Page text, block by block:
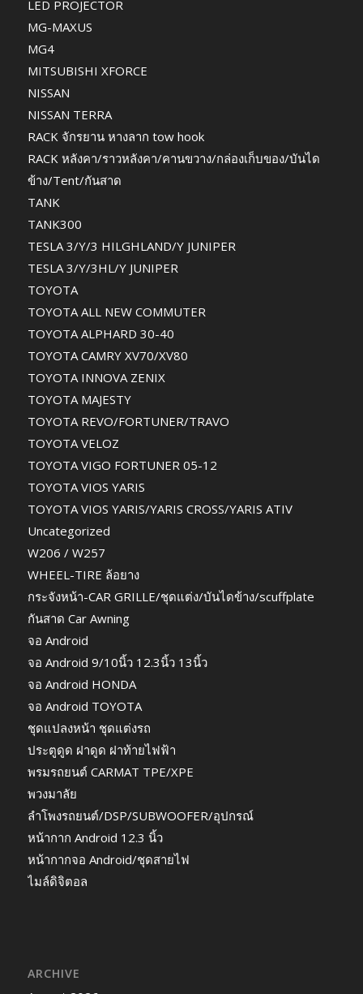
LED PROJECTOR
MG-MAXUS
MG4
MITSUBISHI XFORCE
NISSAN
NISSAN TERRA
RACK จักรยาน หางลาก tow hook
RACK หลังคา/ราวหลังคา/คานขวาง/กล่องเก็บของ/บันได
ข้าง/Tent/กันสาด
TANK
TANK300
TESLA 3/Y/3 HILGHLAND/Y JUNIPER
TESLA 3/Y/3HL/Y JUNIPER
TOYOTA
TOYOTA ALL NEW COMMUTER
TOYOTA ALPHARD 30-40
TOYOTA CAMRY XV70/XV80
TOYOTA INNOVA ZENIX
TOYOTA MAJESTY
TOYOTA REVO/FORTUNER/TRAVO
TOYOTA VELOZ
TOYOTA VIGO FORTUNER 05-12
TOYOTA VIOS YARIS
TOYOTA VIOS YARIS/YARIS CROSS/YARIS ATIV
Uncategorized
W206 / W257
WHEEL-TIRE ล้อยาง
กระจังหน้า-CAR GRILLE/ชุดแต่ง/บันไดข้าง/scuffplate
กันสาด Car Awning
จอ Android
จอ Android 9/10นิ้ว 12.3นิ้ว 13นิ้ว
จอ Android HONDA
จอ Android TOYOTA
ชุดแปลงหน้า ชุดแต่งรถ
ประตูดูด ฝาดูด ฝาท้ายไฟฟ้า
พรมรถยนต์ CARMAT TPE/XPE
พวงมาลัย
ลำโพงรถยนต์/DSP/SUBWOOFER/อุปกรณ์
หน้ากาก Android 12.3 นิ้ว
หน้ากากจอ Android/ชุดสายไฟ
ไมล์ดิจิตอล
ARCHIVE